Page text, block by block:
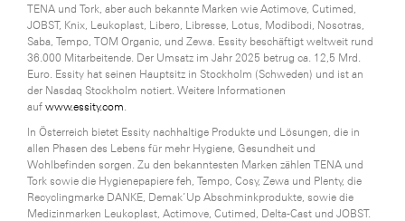
TENA und Tork, aber auch bekannte Marken wie Actimove, Cutimed,
JOBST, Knix, Leukoplast, Libero, Libresse, Lotus, Modibodi, Nosotras,
Saba, Tempo, TOM Organic, und Zewa. Essity beschäftigt weltweit rund
36.000 Mitarbeitende. Der Umsatz im Jahr 2025 betrug ca. 12,5 Mrd.
Euro. Essity hat seinen Hauptsitz in Stockholm (Schweden) und ist an
der Nasdaq Stockholm notiert. Weitere Informationen
auf www.essity.com
In Österreich bietet Essity nachhaltige Produkte und Lösungen, die in
allen Phasen des Lebens für mehr Hygiene, Gesundheit und
Wohlbefinden sorgen. Zu den bekanntesten Marken zählen TENA und
Tork sowie die Hygienepapiere feh, Tempo, Cosy, Zewa und Plenty, die
Recyclingmarke DANKE, Demak’Up Abschminkprodukte, sowie die
Medizinmarken Leukoplast, Actimove, Cutimed, Delta-Cast und JOBST.